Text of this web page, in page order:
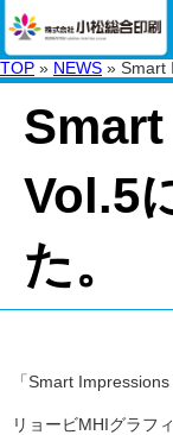
TOP » NEWS » Smart
Vol.5
た。
「Smart Impressions
リョービMHIグラ